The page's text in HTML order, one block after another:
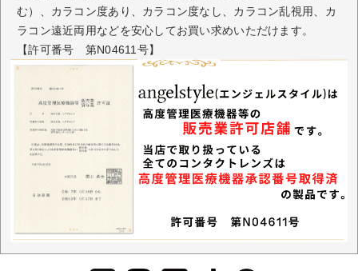
む）、カラコン度あり、カラコン度なし、カラコン乱視用、カ
ラコン遠近両用などを安心してお買い求めいただけます。
【許可番号 第N04611号】